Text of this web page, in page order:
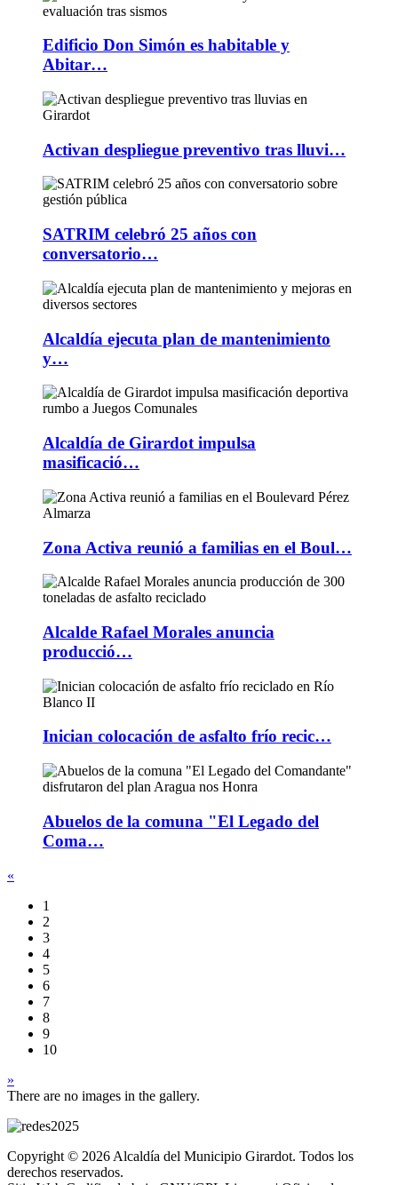
Edificio Don Simón es habitable y
Abitar…
Activan despliegue preventivo tras lluvi…
SATRIM celebró 25 años con
conversatorio…
Alcaldía ejecuta plan de mantenimiento
y…
Alcaldía de Girardot impulsa
masificació…
Zona Activa reunió a familias en el Boul…
Alcalde Rafael Morales anuncia
producció…
Inician colocación de asfalto frío recic…
Abuelos de la comuna "El Legado del
Coma…
«
1
2
3
4
5
6
7
8
9
10
»
There are no images in the gallery.
Copyright © 2026 Alcaldía del Municipio Girardot. Todos los
derechos reservados.